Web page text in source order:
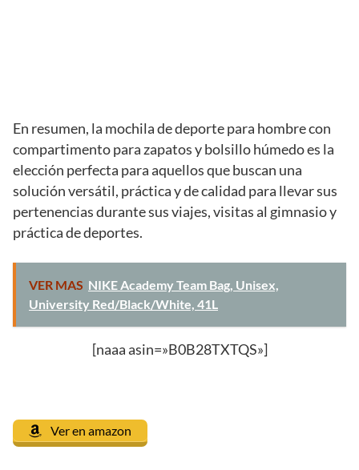
En resumen, la mochila de deporte para hombre con
compartimento para zapatos y bolsillo húmedo es la
elección perfecta para aquellos que buscan una
solución versátil, práctica y de calidad para llevar sus
pertenencias durante sus viajes, visitas al gimnasio y
práctica de deportes.
VER MAS NIKE Academy Team Bag, Unisex,
University Red/Black/White, 41L
[naaa asin=»B0B28TXTQS»]
Ver en amazon